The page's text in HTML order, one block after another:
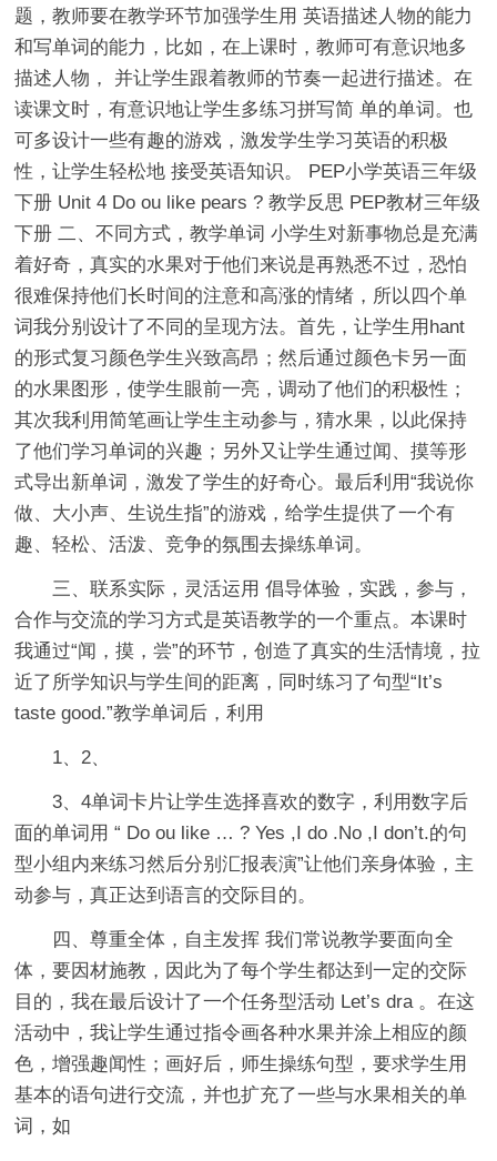
题，教师要在教学环节加强学生用 英语描述人物的能力
和写单词的能力，比如，在上课时，教师可有意识地多
描述人物， 并让学生跟着教师的节奏一起进行描述。在
读课文时，有意识地让学生多练习拼写简 单的单词。也
可多设计一些有趣的游戏，激发学生学习英语的积极
性，让学生轻松地 接受英语知识。 PEP小学英语三年级
下册 Unit 4 Do ou like pears ? 教学反思 PEP教材三年级
下册 二、不同方式，教学单词 小学生对新事物总是充满
着好奇，真实的水果对于他们来说是再熟悉不过，恐怕
很难保持他们长时间的注意和高涨的情绪，所以四个单
词我分别设计了不同的呈现方法。首先，让学生用hant
的形式复习颜色学生兴致高昂；然后通过颜色卡另一面
的水果图形，使学生眼前一亮，调动了他们的积极性；
其次我利用简笔画让学生主动参与，猜水果，以此保持
了他们学习单词的兴趣；另外又让学生通过闻、摸等形
式导出新单词，激发了学生的好奇心。最后利用“我说你
做、大小声、生说生指”的游戏，给学生提供了一个有
趣、轻松、活泼、竞争的氛围去操练单词。
三、联系实际，灵活运用 倡导体验，实践，参与，
合作与交流的学习方式是英语教学的一个重点。本课时
我通过“闻，摸，尝”的环节，创造了真实的生活情境，拉
近了所学知识与学生间的距离，同时练习了句型“It’s
taste good.”教学单词后，利用
1、2、
3、4单词卡片让学生选择喜欢的数字，利用数字后
面的单词用 “ Do ou like … ? Yes ,I do .No ,I don’t.的句
型小组内来练习然后分别汇报表演”让他们亲身体验，主
动参与，真正达到语言的交际目的。
四、尊重全体，自主发挥 我们常说教学要面向全
体，要因材施教，因此为了每个学生都达到一定的交际
目的，我在最后设计了一个任务型活动 Let’s dra 。在这
活动中，我让学生通过指令画各种水果并涂上相应的颜
色，增强趣闻性；画好后，师生操练句型，要求学生用
基本的语句进行交流，并也扩充了一些与水果相关的单
词，如